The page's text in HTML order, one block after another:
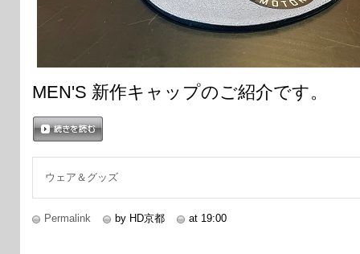
MEN'S 新作キャップのご紹介です。
ウェア＆グッズ
Permalink by HD京都 at 19:00